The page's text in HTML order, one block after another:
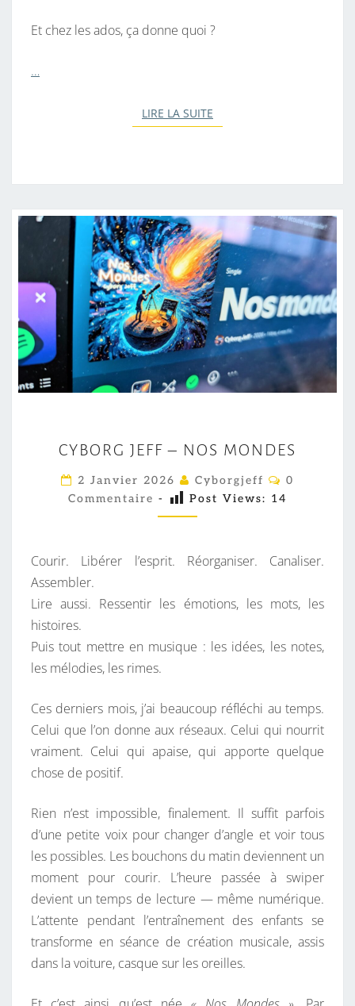
Et chez les ados, ça donne quoi ?
…
LIRE LA SUITE
Y
B
O
R
F
–
S
M
O
E
S
CYBORG JEFF – NOS MONDES
2 Janvier 2026 Cyborgjeff
C
M
A
E
0
Commentaire - Post Views: 14
Courir. Libérer l’esprit. Réorganiser. Canaliser.
Assembler.
Lire aussi. Ressentir les émotions, les mots, les
histoires.
Puis tout mettre en musique : les idées, les notes,
les mélodies, les rimes.
Ces derniers mois, j’ai beaucoup réfléchi au temps.
Celui que l’on donne aux réseaux. Celui qui nourrit
vraiment. Celui qui apaise, qui apporte quelque
chose de positif.
Rien n’est impossible, finalement. Il suffit parfois
d’une petite voix pour changer d’angle et voir tous
les possibles. Les bouchons du matin deviennent un
moment pour courir. L’heure passée à swiper
devient un temps de lecture — même numérique.
L’attente pendant l’entraînement des enfants se
transforme en séance de création musicale, assis
dans la voiture, casque sur les oreilles.